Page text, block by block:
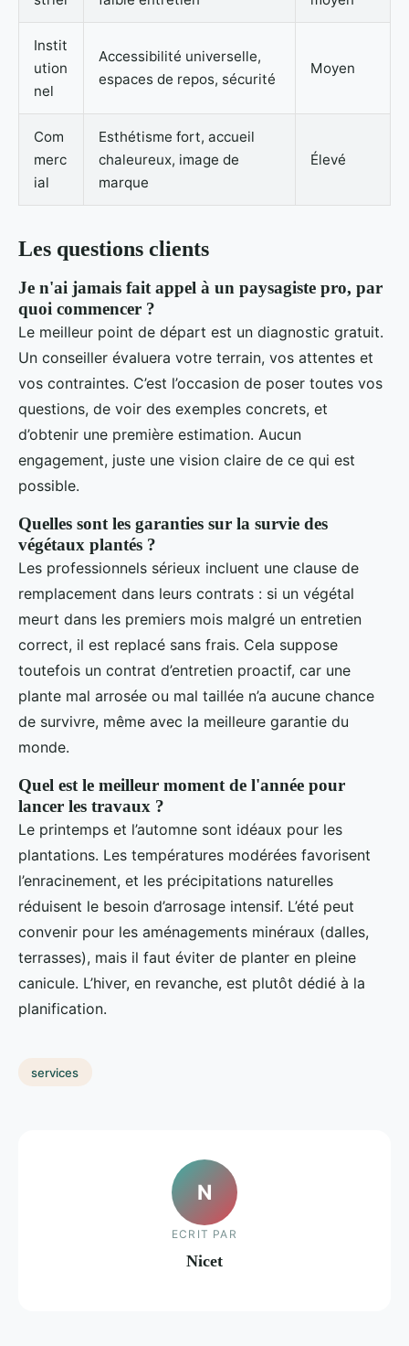
Instit
ution
nel
Accessibilité universelle,
espaces de repos, sécurité
Moyen
Com
merc
ial
Esthétisme fort, accueil
chaleureux, image de
marque
Élevé
Les questions clients
Je n'ai jamais fait appel à un paysagiste pro, par
quoi commencer ?
Le meilleur point de départ est un diagnostic gratuit.
Un conseiller évaluera votre terrain, vos attentes et
vos contraintes. C’est l’occasion de poser toutes vos
questions, de voir des exemples concrets, et
d’obtenir une première estimation. Aucun
engagement, juste une vision claire de ce qui est
possible.
Quelles sont les garanties sur la survie des
végétaux plantés ?
Les professionnels sérieux incluent une clause de
remplacement dans leurs contrats : si un végétal
meurt dans les premiers mois malgré un entretien
correct, il est replacé sans frais. Cela suppose
toutefois un contrat d’entretien proactif, car une
plante mal arrosée ou mal taillée n’a aucune chance
de survivre, même avec la meilleure garantie du
monde.
Quel est le meilleur moment de l'année pour
lancer les travaux ?
Le printemps et l’automne sont idéaux pour les
plantations. Les températures modérées favorisent
l’enracinement, et les précipitations naturelles
réduisent le besoin d’arrosage intensif. L’été peut
convenir pour les aménagements minéraux (dalles,
terrasses), mais il faut éviter de planter en pleine
canicule. L’hiver, en revanche, est plutôt dédié à la
planification.
services
N
ECRIT PAR
Nicet